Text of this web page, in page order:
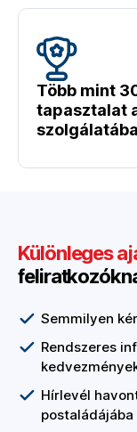
Több mint
tapasztalat
Különleges
Semmilyen
Rendszeres
Hírlevél
postaládájába